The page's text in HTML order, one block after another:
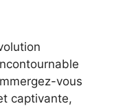
vous
captivante,